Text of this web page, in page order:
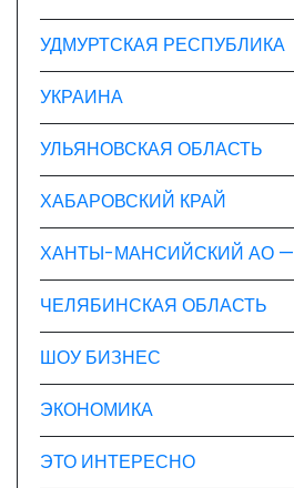
УДМУРТСКАЯ РЕСПУБЛИКА
УКРАИНА
УЛЬЯНОВСКАЯ ОБЛАСТЬ
ХАБАРОВСКИЙ КРАЙ
ХАНТЫ-МАНСИЙСКИЙ АО
ЧЕЛЯБИНСКАЯ ОБЛАСТЬ
ШОУ БИЗНЕС
ЭКОНОМИКА
ЭТО ИНТЕРЕСНО